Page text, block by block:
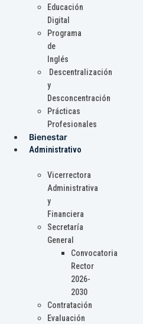
Educación
Digital
Programa
de
Inglés
Descentralización
y
Desconcentración
Prácticas
Profesionales
Bienestar
Administrativo
Vicerrectora
Administrativa
y
Financiera
Secretaría
General
Convocatoria
Rector
2026-
2030
Contratación
Evaluación